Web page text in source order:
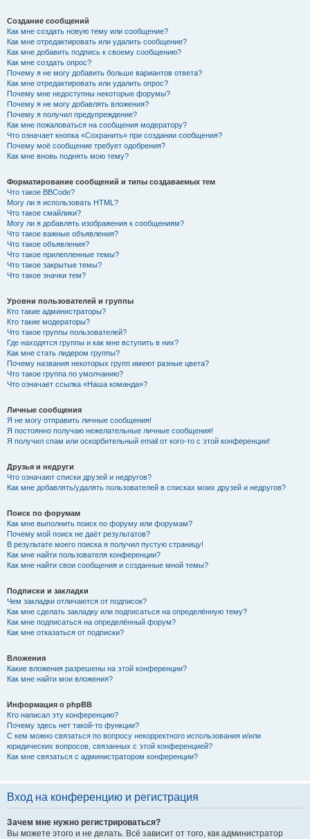
Создание сообщений
Как мне создать новую тему или сообщение?
Как мне отредактировать или удалить сообщение?
Как мне добавить подпись к своему сообщению?
Как мне создать опрос?
Почему я не могу добавить больше вариантов ответа?
Как мне отредактировать или удалить опрос?
Почему мне недоступны некоторые форумы?
Почему я не могу добавлять вложения?
Почему я получил предупреждение?
Как мне пожаловаться на сообщения модератору?
Что означает кнопка «Сохранить» при создании сообщения?
Почему моё сообщение требует одобрения?
Как мне вновь поднять мою тему?
Форматирование сообщений и типы создаваемых тем
Что такое BBCode?
Могу ли я использовать HTML?
Что такое смайлики?
Могу ли я добавлять изображения к сообщениям?
Что такое важные объявления?
Что такое объявления?
Что такое прилепленные темы?
Что такое закрытые темы?
Что такое значки тем?
Уровни пользователей и группы
Кто такие администраторы?
Кто такие модераторы?
Что такое группы пользователей?
Где находятся группы и как мне вступить в них?
Как мне стать лидером группы?
Почему названия некоторых групп имеют разные цвета?
Что такое группа по умолчанию?
Что означает ссылка «Наша команда»?
Личные сообщения
Я не могу отправить личные сообщения!
Я постоянно получаю нежелательные личные сообщения!
Я получил спам или оскорбительный email от кого-то с этой конференции!
Друзья и недруги
Что означают списки друзей и недругов?
Как мне добавлять/удалять пользователей в списках моих друзей и недругов?
Поиск по форумам
Как мне выполнить поиск по форуму или форумам?
Почему мой поиск не даёт результатов?
В результате моего поиска я получил пустую страницу!
Как мне найти пользователя конференции?
Как мне найти свои сообщения и созданные мной темы?
Подписки и закладки
Чем закладки отличаются от подписок?
Как мне сделать закладку или подписаться на определённую тему?
Как мне подписаться на определённый форум?
Как мне отказаться от подписки?
Вложения
Какие вложения разрешены на этой конференции?
Как мне найти мои вложения?
Информация о phpBB
Кто написал эту конференцию?
Почему здесь нет такой-то функции?
С кем можно связаться по вопросу некорректного использования и/или
юридических вопросов, связанных с этой конференцией?
Как мне связаться с администратором конференции?
Вход на конференцию и регистрация
Зачем мне нужно регистрироваться?
Вы можете этого и не делать. Всё зависит от того, как администратор